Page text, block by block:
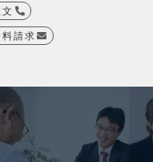
料請求